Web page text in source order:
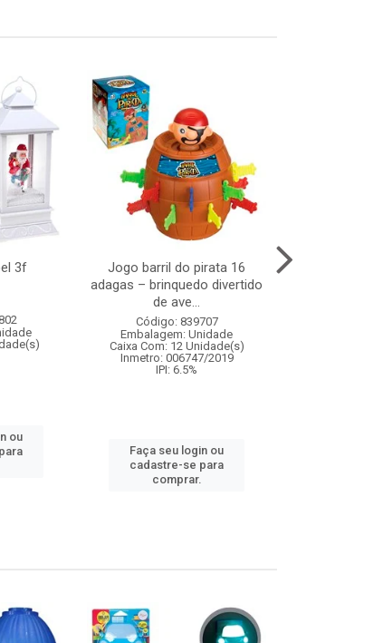
3f
ou
Jogo barril do pirata 16
adagas – brinquedo divertido
de ave...
Código: 839707
Embalagem: Unidade
Caixa Com: 12 Unidade(s)
Inmetro: 006747/2019
IPI: 6.5%
Faça seu login ou
cadastre-se para
comprar.